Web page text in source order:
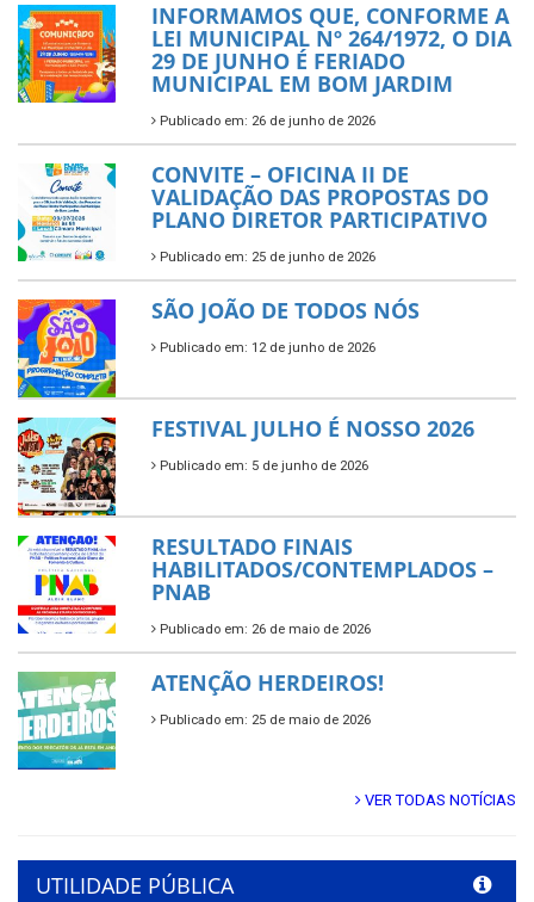
INFORMAMOS QUE, CONFORME A
LEI MUNICIPAL Nº 264/1972, O DIA
29 DE JUNHO É FERIADO
MUNICIPAL EM BOM JARDIM
Publicado em: 26 de junho de 2026
CONVITE – OFICINA II DE
VALIDAÇÃO DAS PROPOSTAS DO
PLANO DIRETOR PARTICIPATIVO
Publicado em: 25 de junho de 2026
SÃO JOÃO DE TODOS NÓS
Publicado em: 12 de junho de 2026
FESTIVAL JULHO É NOSSO 2026
Publicado em: 5 de junho de 2026
RESULTADO FINAIS
HABILITADOS/CONTEMPLADOS –
PNAB
Publicado em: 26 de maio de 2026
ATENÇÃO HERDEIROS!
Publicado em: 25 de maio de 2026
VER TODAS NOTÍCIAS
UTILIDADE PÚBLICA